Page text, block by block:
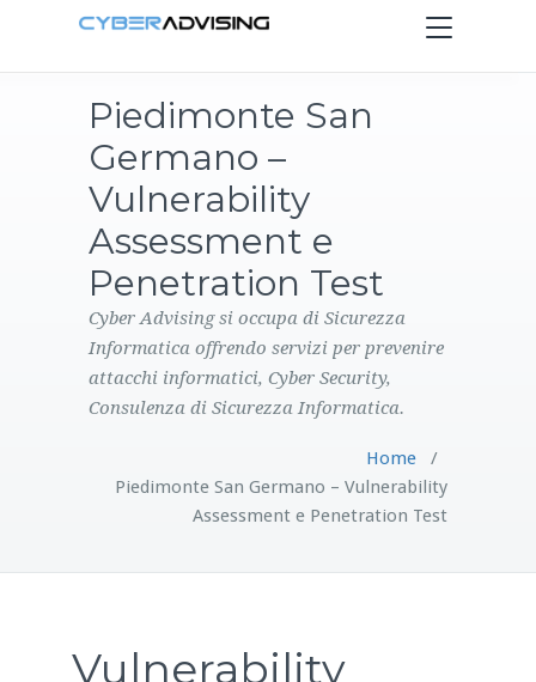
Toggle
navigation
PRODOTTI
CONTATTI
Piedimonte San
Germano –
Vulnerability
Assessment e
Penetration Test
Cyber Advising si occupa di Sicurezza
Informatica offrendo servizi per prevenire
attacchi informatici, Cyber Security,
Consulenza di Sicurezza Informatica.
Home/
Piedimonte San Germano – Vulnerability
Assessment e Penetration Test
Vulnerability